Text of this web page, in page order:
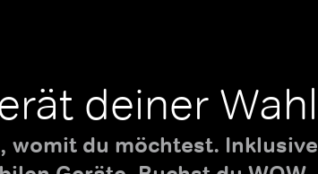
deiner Wahl
womit du möchtest. Inklusive